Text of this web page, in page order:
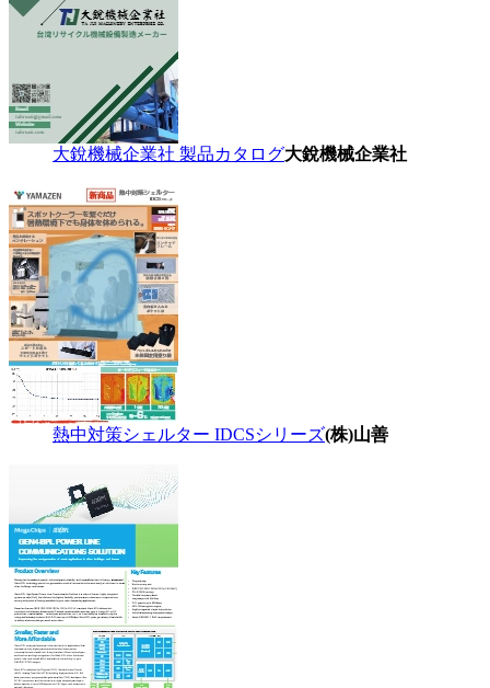
大銳機械企業社 製品カタログ大銳機械企業社
熱中対策シェルター IDCSシリーズ(株)山善